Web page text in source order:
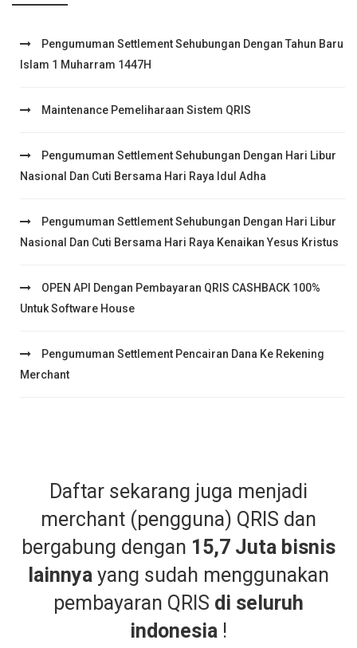
Pengumuman Settlement Sehubungan Dengan Tahun Baru
Islam 1 Muharram 1447H
Maintenance Pemeliharaan Sistem QRIS
Pengumuman Settlement Sehubungan Dengan Hari Libur
Nasional Dan Cuti Bersama Hari Raya Idul Adha
Pengumuman Settlement Sehubungan Dengan Hari Libur
Nasional Dan Cuti Bersama Hari Raya Kenaikan Yesus Kristus
OPEN API Dengan Pembayaran QRIS CASHBACK 100%
Untuk Software House
Pengumuman Settlement Pencairan Dana Ke Rekening
Merchant
Daftar sekarang juga menjadi
merchant (pengguna) QRIS dan
bergabung dengan 15,7 Juta bisnis
lainnya yang sudah menggunakan
pembayaran QRIS di seluruh
indonesia !